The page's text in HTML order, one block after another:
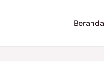
Beranda